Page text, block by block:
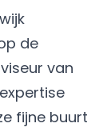
de
van
fijne buurt